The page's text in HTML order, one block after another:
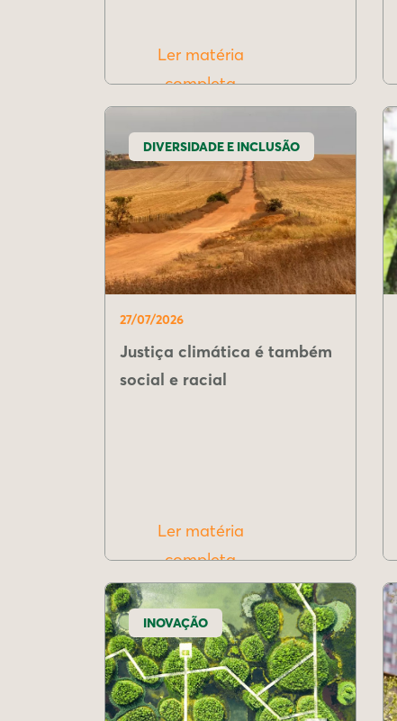
Ler matéria
completa
DIVERSIDADE E INCLUSÃO
27/07/2026
Justiça climática é também
social e racial
Ler matéria
completa
INOVAÇÃO